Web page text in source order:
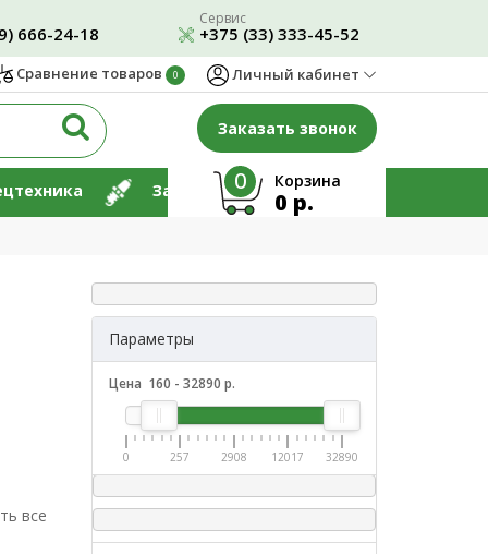
666-24-18
Сервис
+375 (33) 333-45-52
Сравнение товаров 0 Личный кабинет
Заказать звонок
Корзина
0
0 р.
Запчасти Ремонт
все
Параметры
Цена 160 - 32890 р.
0 257 2908 12017 32890